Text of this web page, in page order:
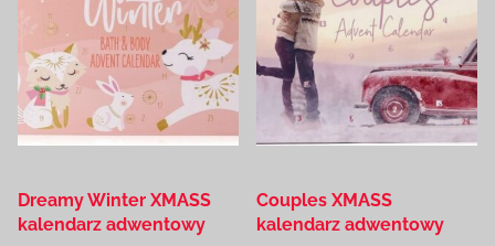
Dreamy Winter XMASS
kalendarz adwentowy
Couples XMASS
kalendarz adwentowy